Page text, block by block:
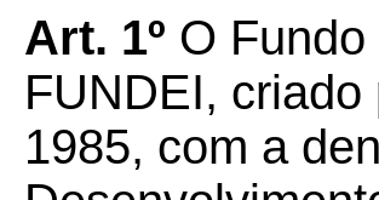
Art. 1º O
FUNDEI, criado
1985, com a